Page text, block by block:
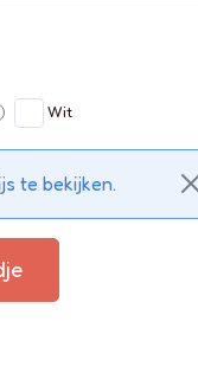
Wit
te bekijken.